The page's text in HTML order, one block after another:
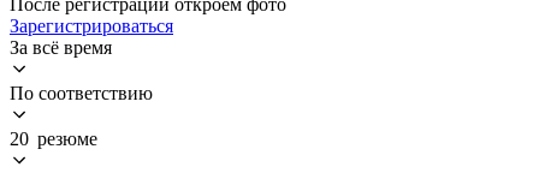
Зарегистрироваться
За всё время
По соответствию
20 резюме